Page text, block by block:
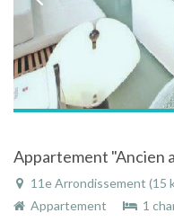
Appartement "Ancien
11e Arrondissement (15
Appartement
1